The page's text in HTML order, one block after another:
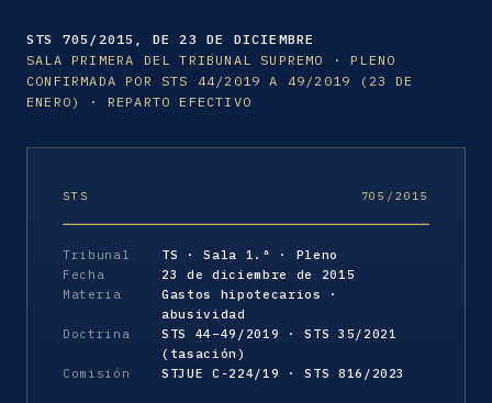
STS 705/2015, DE 23 DE DICIEMBRE
SALA PRIMERA DEL TRIBUNAL SUPREMO · PLENO
CONFIRMADA POR STS 44/2019 A 49/2019 (23 DE
ENERO) · REPARTO EFECTIVO
STS 705/2015
Tribunal
TS · Sala 1.ª · Pleno
Fecha
23 de diciembre de 2015
Materia
Gastos hipotecarios ·
abusividad
Doctrina
STS 44–49/2019 · STS 35/2021
(tasación)
Comisión
STJUE C-224/19 · STS 816/2023